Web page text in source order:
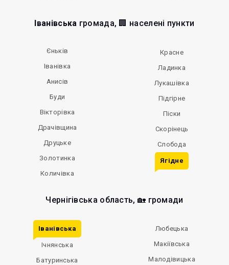
Іванівська громада, 🏢 населені пункти
Єньків
Іванівка
Анисів
Буди
Вікторівка
Драчівщина
Друцьке
Золотинка
Количівка
Красне
Ладинка
Лукашівка
Підгірне
Піски
Скорінець
Слобода
Ягідне
Чернігівська область, 🏡 громади
Іванівська
Ічнянська
Батуринська
Любецька
Макіївська
Малодівицька